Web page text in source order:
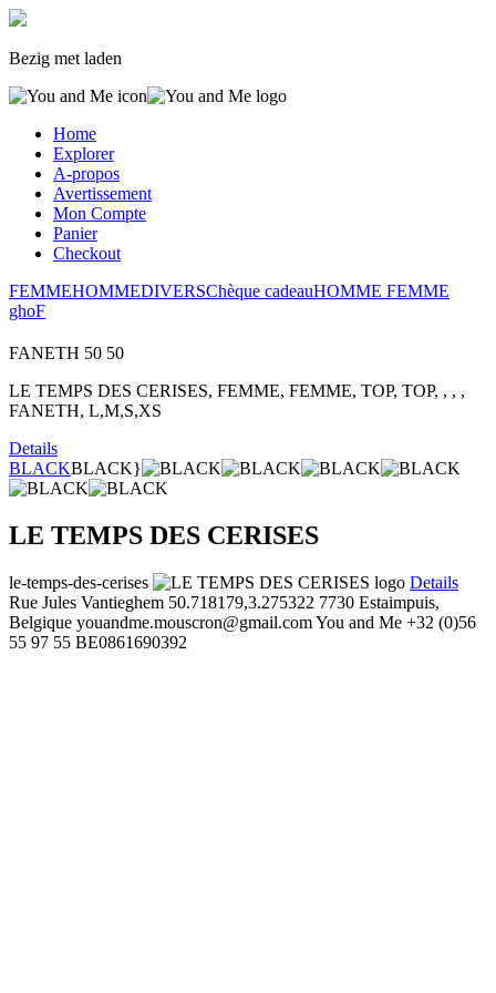
Bezig met laden
Home
Explorer
A-propos
Avertissement
Mon Compte
Panier
Checkout
FEMMEHOMMEDIVERSChèque cadeauHOMME FEMME
ghoF
FANETH 50 50
LE TEMPS DES CERISES, FEMME, FEMME, TOP, TOP, , , ,
FANETH, L,M,S,XS
Details
BLACKBLACK}
LE TEMPS DES CERISES
le-temps-des-cerises
Details
Rue Jules Vantieghem 50.718179,3.275322 7730 Estaimpuis,
Belgique youandme.mouscron@gmail.comYou and Me +32 (0)56
55 97 55 BE0861690392